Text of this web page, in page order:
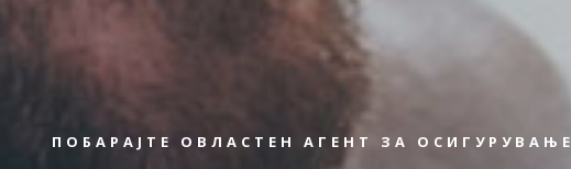
ПОБАРАЈТЕ ОВЛАСТЕН АГЕНТ ЗА ОСИГУРУВАЊЕ